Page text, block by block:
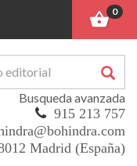
0
Busqueda avanzada
915 213 757
Madrid (España)